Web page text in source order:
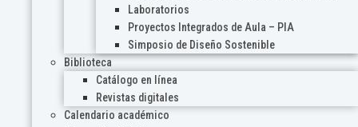
Laboratorios
Proyectos Integrados de Aula – PIA
Simposio de Diseño Sostenible
Biblioteca
Catálogo en línea
Revistas digitales
Calendario académico